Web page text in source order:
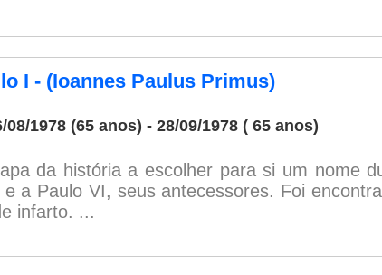
I - (Ioannes Paulus Primus)
1978 (65 anos) - 28/09/1978 ( 65 anos)
da história a escolher para si um nome
a Paulo VI, seus antecessores. Foi
infarto. ...